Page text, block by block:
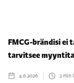
FMCG-brändisi ei
tarvitsee
4.6.2026 2min